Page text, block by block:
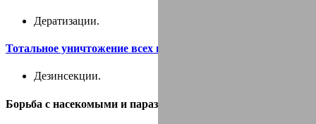
Дератизации.
Тотальное уничтожение всех видов грызунов
Дезинсекции.
Борьба с насекомыми и паразитами.